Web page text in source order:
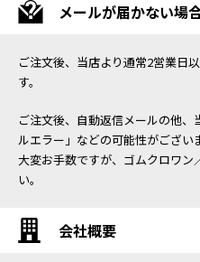
メールが届かない場
ご注文後、当店より通常2営業日
す。
ご注文後、自動返信メールの他
ルエラー」などの可能性がござい
大変お手数ですが、ゴムクロワン
い。
会社概要